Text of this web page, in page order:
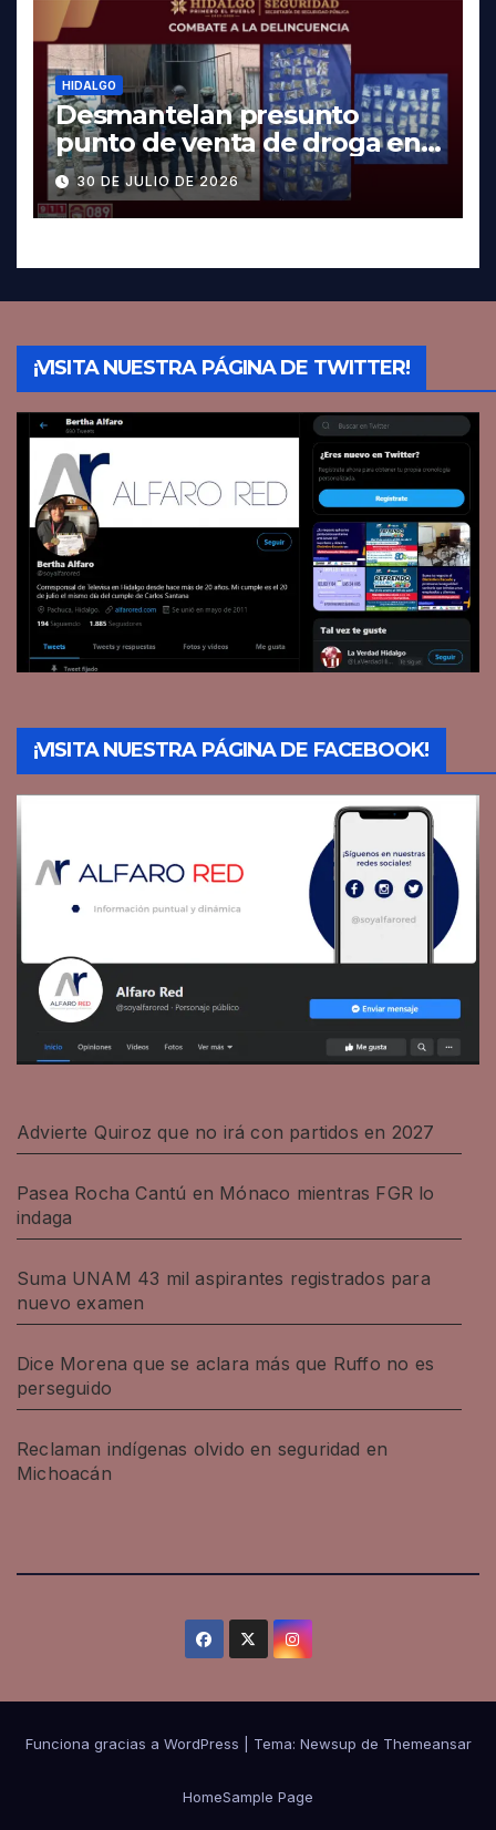
HIDALGO
Desmantelan presunto
punto de venta de droga en
Pachuca; hay dos detenidos
30 DE JULIO DE 2026
¡VISITA NUESTRA PÁGINA DE TWITTER!
¡VISITA NUESTRA PÁGINA DE FACEBOOK!
Advierte Quiroz que no irá con partidos en 2027
Pasea Rocha Cantú en Mónaco mientras FGR lo
indaga
Suma UNAM 43 mil aspirantes registrados para
nuevo examen
Dice Morena que se aclara más que Ruffo no es
perseguido
Reclaman indígenas olvido en seguridad en
Michoacán
Funciona gracias a WordPress Tema: Newsup de Themeansar
HomeSample Page